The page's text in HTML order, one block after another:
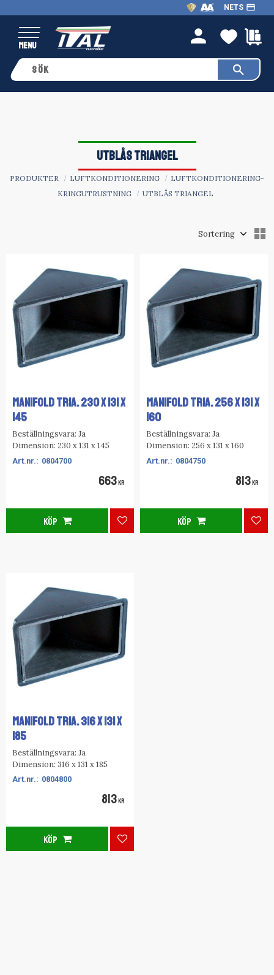
Meny
NETS payment
person
UTBLÅS TRIANGEL
PRODUKTER LUFTKONDITIONERING
LUFTKONDITIONERING-
KRINGUTRUSTNING
UTBLÅS TRIANGEL
MANIFOLD TRIA. 230 X 131 X
145
Beställningsvara: Ja
Dimension: 230 x 131 x 145
0804700
663KR
Lägg till i favoriter
KÖP
MANIFOLD TRIA. 256 X 131 X
160
Beställningsvara: Ja
Dimension: 256 x 131 x 160
0804750
813KR
KÖP
MANIFOLD TRIA. 316 X 131 X
185
Beställningsvara: Ja
Dimension: 316 x 131 x 185
0804800
813 KR
Lägg till i favoriter
KÖP